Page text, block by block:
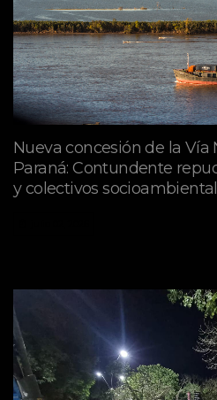
Nueva concesión de la Vía
Paraná: Contundente
y colectivos